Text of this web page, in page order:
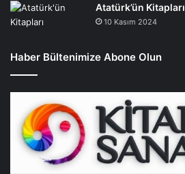
Atatürk’ün Kitapları
10 Kasım 2024
Haber Bültenimize Abone Olun